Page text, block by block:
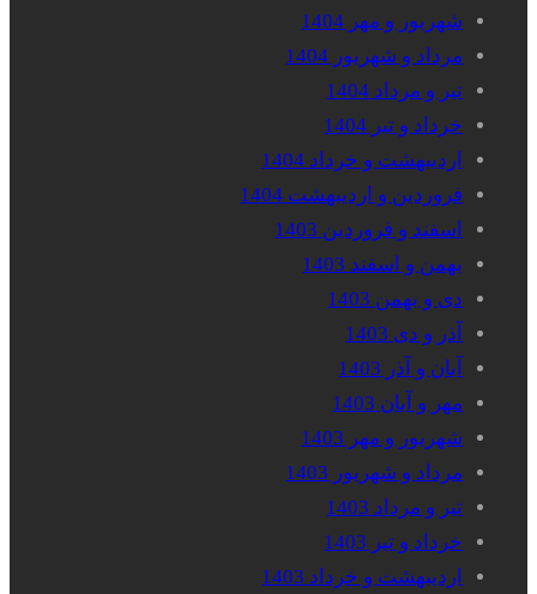
شهریور و مهر 1404
مرداد و شهریور 1404
تیر و مرداد 1404
خرداد و تیر 1404
اردیبهشت و خرداد 1404
فروردین و اردیبهشت 1404
اسفند و فروردین 1403
بهمن و اسفند 1403
دی و بهمن 1403
آذر و دی 1403
آبان و آذر 1403
مهر و آبان 1403
شهریور و مهر 1403
مرداد و شهریور 1403
تیر و مرداد 1403
خرداد و تیر 1403
اردیبهشت و خرداد 1403